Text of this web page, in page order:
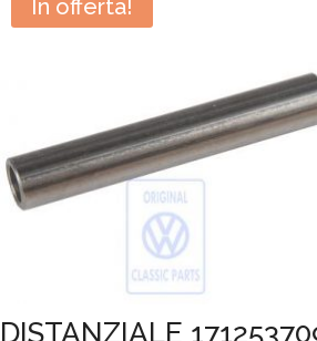
In offerta!
DISTANZIALE